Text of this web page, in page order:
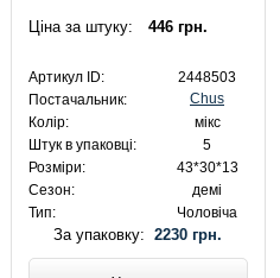
Ціна за штуку: 446 грн.
Артикул ID:
2448503
Постачальник:
Chus
Колір:
мікс
Штук в упаковці:
5
Розміри:
43*30*13
Сезон:
демі
Тип:
Чоловіча
За упаковку:2230 грн.